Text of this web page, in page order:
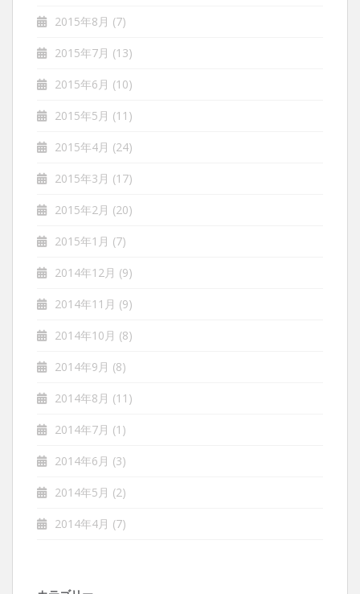
2015年8月 (7)
2015年7月 (13)
2015年6月 (10)
2015年5月 (11)
2015年4月 (24)
2015年3月 (17)
2015年2月 (20)
2015年1月 (7)
2014年12月 (9)
2014年11月 (9)
2014年10月 (8)
2014年9月 (8)
2014年8月 (11)
2014年7月 (1)
2014年6月 (3)
2014年5月 (2)
2014年4月 (7)